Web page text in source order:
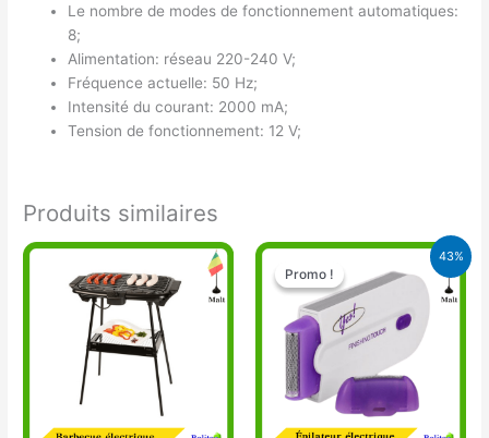
Le nombre de modes de fonctionnement automatiques:
8;
Alimentation: réseau 220-240 V;
Fréquence actuelle: 50 Hz;
Intensité du courant: 2000 mA;
Tension de fonctionnement: 12 V;
Produits similaires
43%
Promo !
Promo !
Le
prix
initial
était :
15.000 CFA.
Le
actuel
8.500 CFA.